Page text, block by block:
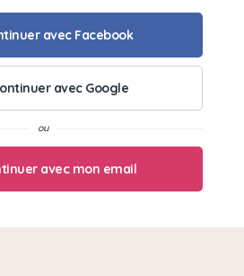
Chats
avec Facebook
avec Google
avec mon email